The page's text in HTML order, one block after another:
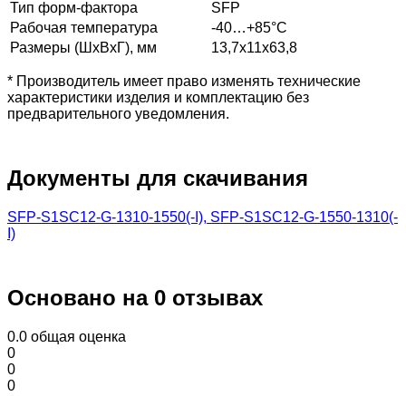
Тип форм-фактора
SFP
Рабочая температура
-40…+85°С
Размеры (ШхВхГ), мм
13,7x11x63,8
* Производитель имеет право изменять технические
характеристики изделия и комплектацию без
предварительного уведомления.
Документы для скачивания
SFP-S1SC12-G-1310-1550(-I), SFP-S1SC12-G-1550-1310(-
I)
Основано на 0 отзывах
0.0 общая оценка
0
0
0